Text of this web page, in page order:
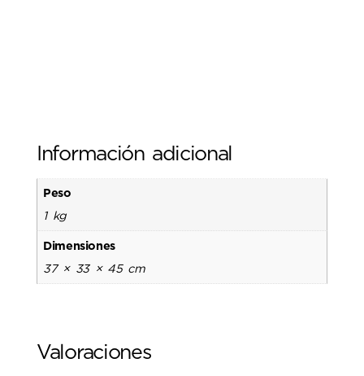
Información adicional
Peso
1 kg
Dimensiones
37 × 33 × 45 cm
Valoraciones